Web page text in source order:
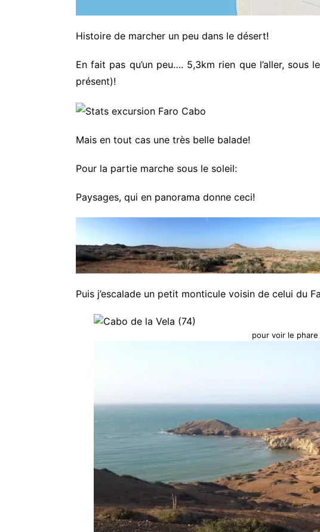
Histoire de marcher un peu dans le désert!
En fait pas qu’un peu…. 5,3km rien que l’aller,
présent)!
Mais en tout cas une très belle balade!
Pour la partie marche sous le soleil:
Paysages, qui en panorama donne ceci!
Puis j’escalade un petit monticule voisin de celui du
pour voir le phare